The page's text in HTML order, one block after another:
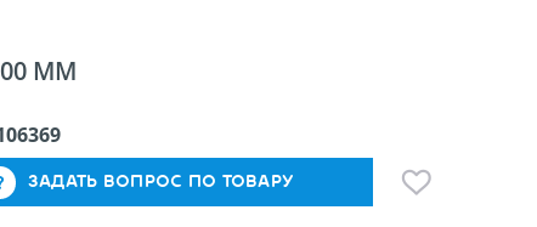
ММ
ЗАДАТЬ ВОПРОС ПО ТОВАРУ